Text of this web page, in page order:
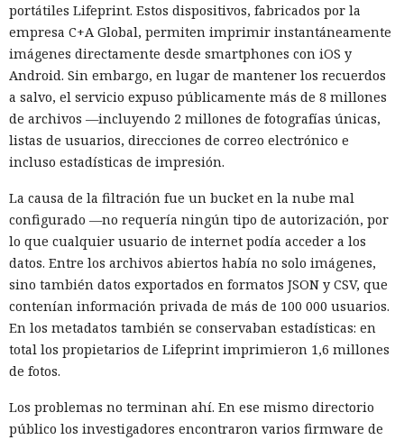
portátiles Lifeprint. Estos dispositivos, fabricados por la
empresa C+A Global, permiten imprimir instantáneamente
imágenes directamente desde smartphones con iOS y
Android. Sin embargo, en lugar de mantener los recuerdos
a salvo, el servicio expuso públicamente más de 8 millones
de archivos —incluyendo 2 millones de fotografías únicas,
listas de usuarios, direcciones de correo electrónico e
incluso estadísticas de impresión.
La causa de la filtración fue un bucket en la nube mal
configurado —no requería ningún tipo de autorización, por
lo que cualquier usuario de internet podía acceder a los
datos. Entre los archivos abiertos había no solo imágenes,
sino también datos exportados en formatos JSON y CSV, que
contenían información privada de más de 100 000 usuarios.
En los metadatos también se conservaban estadísticas: en
total los propietarios de Lifeprint imprimieron 1,6 millones
de fotos.
Los problemas no terminan ahí. En ese mismo directorio
público los investigadores encontraron varios firmware de